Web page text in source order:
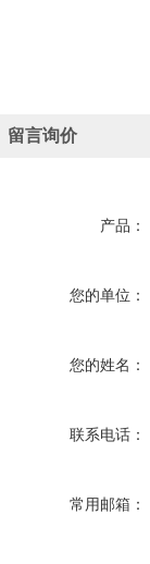
留言询价
产品：
您的单位：
您的姓名：
联系电话：
常用邮箱：